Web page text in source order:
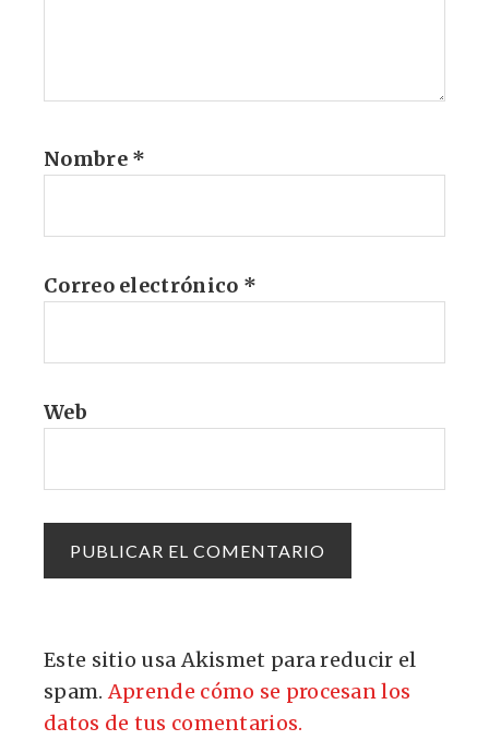
Nombre *
Correo electrónico *
Web
Este sitio usa Akismet para reducir el
spam.Aprende cómo se procesan los
datos de tus comentarios.